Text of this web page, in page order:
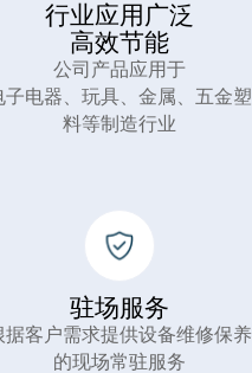
行业应用广泛
高效节能
公司产品应用于
子电器、玩具、金属、五金塑
料等制造行业
驻场服务
据客户需求提供设备维修保养
的现场常驻服务